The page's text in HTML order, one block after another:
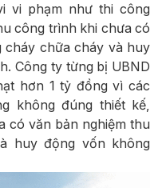
vi phạm như thi công
công trình khi chưa có
cháy chữa cháy và huy
Công ty từng bị UBND
hơn 1 tỷ đồng vì các
không đúng thiết kế,
có văn bản nghiệm thu
huy động vốn không